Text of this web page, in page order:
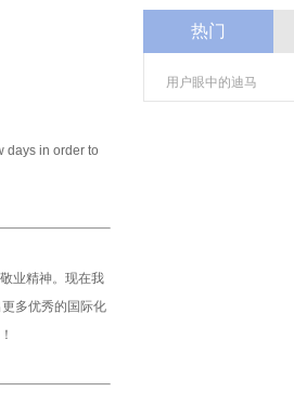
days in order to
业精神。现在我
多优秀的国际化
热门
用户眼中的迪马